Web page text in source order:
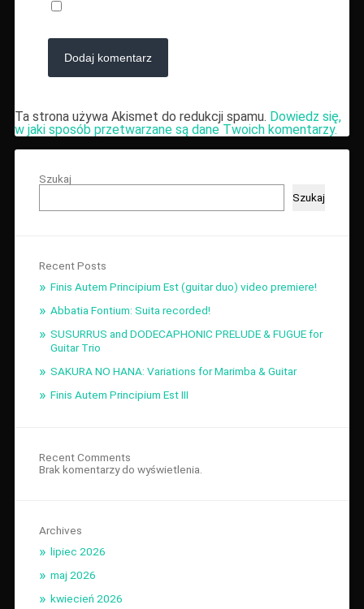
Ta strona używa Akismet do redukcji spamu. Dowiedz się,
w jaki sposób przetwarzane są dane Twoich komentarzy.
Szukaj
Szukaj
Recent Posts
Finis Autem Principium Est (guitar duo) video premiere!
Abbatia Fontium: Suita recorded!
SUSURRUS and DODECAPHONIC PRELUDE & FUGUE for
Guitar Trio
SAKURA NO HANA: Variations for Marimba & Guitar
Finis Autem Principium Est III
Recent Comments
Brak komentarzy do wyświetlenia.
Archives
lipiec 2026
maj 2026
kwiecień 2026